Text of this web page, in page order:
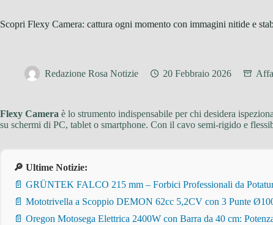
Scopri Flexy Camera: cattura ogni momento con immagini nitide e
Redazione Rosa Notizie 20 Febbraio 2026
Flexy Camera è lo strumento indispensabile per chi desidera
su schermi di PC, tablet o smartphone. Con il cavo semi-rigido e
🔎 Ultime Notizie:
📄 GRÜNTEK FALCO 215 mm – Forbici Professionali da
📄 Mototrivella a Scoppio DEMON 62cc 5,2CV con 3 Punte
📄 Oregon Motosega Elettrica 2400W con Barra da 40 cm: